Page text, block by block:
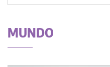
MUNDO